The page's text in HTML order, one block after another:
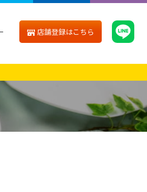
店舗登録はこちら